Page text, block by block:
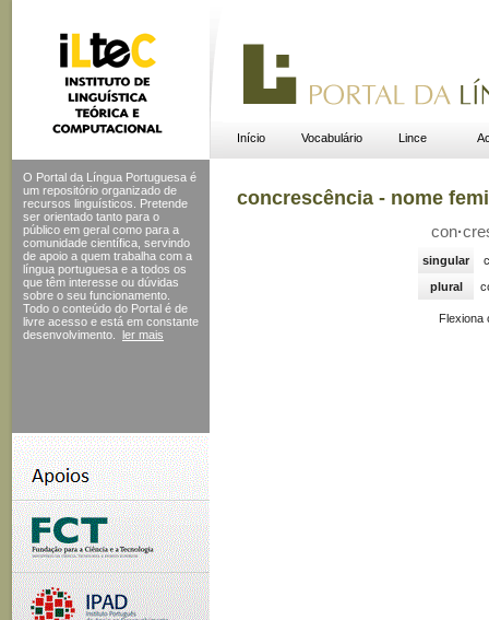
Início Vocabulário Lince
O Portal da Língua Portuguesa é
um repositório organizado de
recursos linguísticos. Pretende
ser orientado tanto para o
público em geral como para a
comunidade científica, servindo
de apoio a quem trabalha com a
língua portuguesa e a todos os
que têm interesse ou dúvidas
sobre o seu funcionamento.
Todo o conteúdo do Portal é de
livre acesso e está em constante
desenvolvimento.
ler mais
concrescência - nome
con·
singular
plural
Flexiona